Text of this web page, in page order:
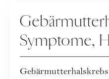
Symptome,
HPV-